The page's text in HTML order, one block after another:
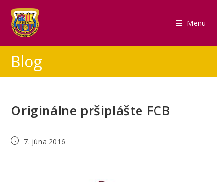
Menu
Blog
Originálne pršiplášte FCB
7. júna 2016